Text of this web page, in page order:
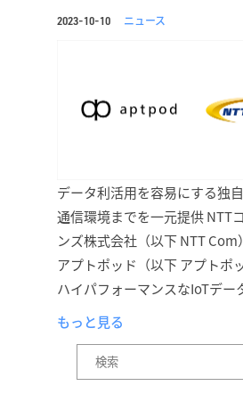
2023-10-10 ニュース
データ利活用を容易にする独
通信環境までを一元提供 NTT
ンズ株式会社（以下 NTT
アプトポッド（以下 アプトポ
ハイパフォーマンスなIoTデ
もっと見る